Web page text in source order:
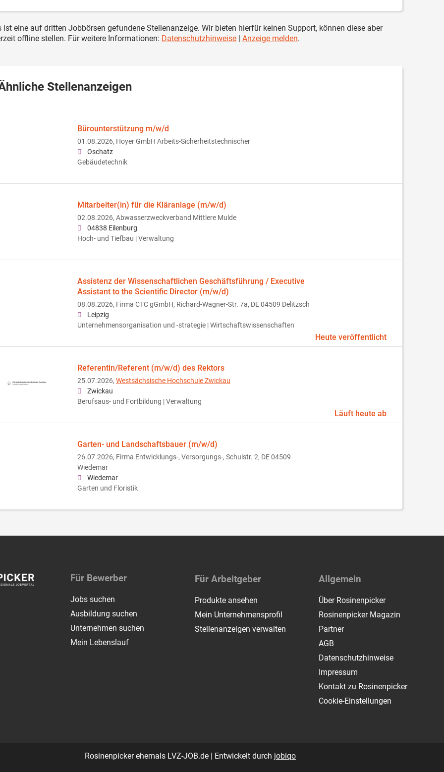
ist eine auf dritten Jobbörsen gefundene Stellenanzeige. Wir bieten hierfür keinen Support, können diese aber
offline stellen. Für weitere Informationen: Datenschutzhinweise | Anzeige melden.
Stellenanzeigen
Bürounterstützung m/w/d
01.08.2026, Hoyer GmbH Arbeits-Sicherheitstechnischer
Oschatz
Gebäudetechnik
Mitarbeiter(in) für die Kläranlage (m/w/d)
02.08.2026, Abwasserzweckverband Mittlere Mulde
04838 Eilenburg
Hoch- und Tiefbau | Verwaltung
Assistenz der Wissenschaftlichen Geschäfts­führung / Executive
Assistant to the Scientific Director (m/w/d)
08.08.2026, Firma CTC gGmbH, Richard-Wagner-Str. 7a, DE 04509 Delitzsch
Leipzig
Unternehmensorganisation und -strategie | Wirtschaftswissenschaften
Heute veröffentlicht
Referentin/Referent (m/w/d) des Rektors
25.07.2026, Westsächsische Hochschule Zwickau
Zwickau
Berufsaus- und Fortbildung | Verwaltung
Läuft heute ab
Garten- und Landschaftsbauer (m/w/d)
26.07.2026, Firma Entwicklungs-, Versorgungs-, Schulstr. 2, DE 04509
Wiedemar
Wiedemar
Garten und Floristik
Für Bewerber
Jobs suchen
Ausbildung suchen
Unternehmen suchen
Mein Lebenslauf
Für Arbeitgeber
Produkte ansehen
Mein Unternehmensprofil
Stellenanzeigen verwalten
Allgemein
Über Rosinenpicker
Rosinenpicker Magazin
Partner
AGB
Datenschutzhinweise
Impressum
Kontakt zu Rosinenpicker
Cookie-Einstellungen
Rosinenpicker ehemals LVZ-JOB.de | Entwickelt durch jobiqo